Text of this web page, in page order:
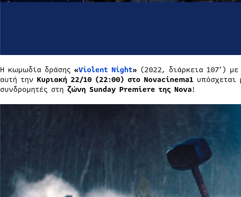
H κωμωδία δράσης «Violent Night» (2022, διάρκεια 107’)
αυτή την Κυριακή 22/10 (22:00) στο Novacinema1υπόσχεται
συνδρομητές στη ζώνη Sunday Premiere της Nova!